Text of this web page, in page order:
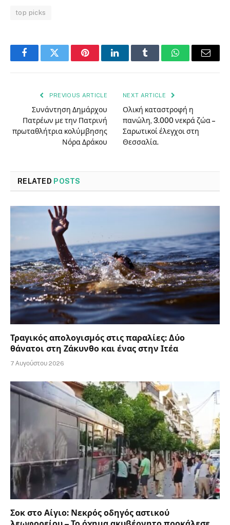
top picks
FacebookTwitter PinterestLinkedInTumblr WhatsAppEmail
PREVIOUS ARTICLE
Συνάντηση Δημάρχου
Πατρέων με την Πατρινή
πρωταθλήτρια κολύμβησης
Νόρα Δράκου
NEXT ARTICLE
Ολική καταστροφή η
πανώλη, 3.000 νεκρά ζώα –
Σαρωτικοί έλεγχοι στη
Θεσσαλία.
RELATED POSTS
Τραγικός απολογισμός στις παραλίες: Δύο
θάνατοι στη Ζάκυνθο και ένας στην Ιτέα
7 Αυγούστου 2026
Σοκ στο Αίγιο: Νεκρός οδηγός αστικού